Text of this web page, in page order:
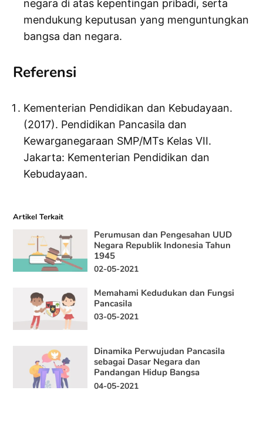
negara di atas kepentingan pribadi, serta
mendukung keputusan yang menguntungkan
bangsa dan negara.
Referensi
Kementerian Pendidikan dan Kebudayaan.
(2017). Pendidikan Pancasila dan
Kewarganegaraan SMP/MTs Kelas VII.
Jakarta: Kementerian Pendidikan dan
Kebudayaan.
Artikel Terkait
Perumusan dan Pengesahan UUD
Negara Republik Indonesia Tahun
1945
02-05-2021
Memahami Kedudukan dan Fungsi
Pancasila
03-05-2021
Dinamika Perwujudan Pancasila
sebagai Dasar Negara dan
Pandangan Hidup Bangsa
04-05-2021